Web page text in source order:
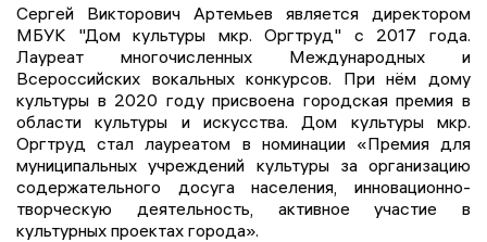
Сергей Викторович Артемьев является директором
МБУК "Дом культуры мкр. Оргтруд" с 2017 года.
Лауреат многочисленных Международных и
Всероссийских вокальных конкурсов. При нём дому
культуры в 2020 году присвоена городская премия в
области культуры и искусства. Дом культуры мкр.
Оргтруд стал лауреатом в номинации «Премия для
муниципальных учреждений культуры за организацию
содержательного досуга населения, инновационно-
творческую деятельность, активное участие в
культурных проектах города».